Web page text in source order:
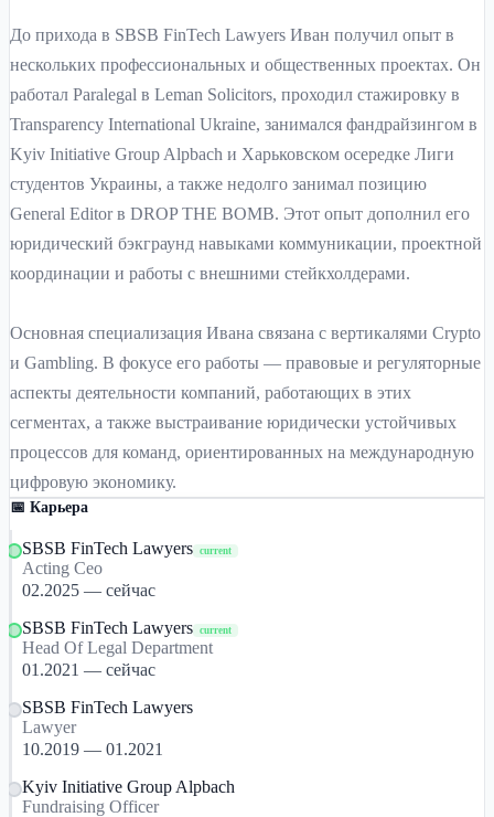
До прихода в SBSB FinTech Lawyers Иван получил опыт в
нескольких профессиональных и общественных проектах. Он
работал Paralegal в Leman Solicitors, проходил стажировку в
Transparency International Ukraine, занимался фандрайзингом в
Kyiv Initiative Group Alpbach и Харьковском осередке Лиги
студентов Украины, а также недолго занимал позицию
General Editor в DROP THE BOMB. Этот опыт дополнил его
юридический бэкграунд навыками коммуникации, проектной
координации и работы с внешними стейкхолдерами.
Основная специализация Ивана связана с вертикалями Crypto
и Gambling. В фокусе его работы — правовые и регуляторные
аспекты деятельности компаний, работающих в этих
сегментах, а также выстраивание юридически устойчивых
процессов для команд, ориентированных на международную
цифровую экономику.
📅 Карьера
SBSB FinTech Lawyers current
Acting Ceo
02.2025 — сейчас
SBSB FinTech Lawyers current
Head Of Legal Department
01.2021 — сейчас
SBSB FinTech Lawyers
Lawyer
10.2019 — 01.2021
Kyiv Initiative Group Alpbach
Fundraising Officer